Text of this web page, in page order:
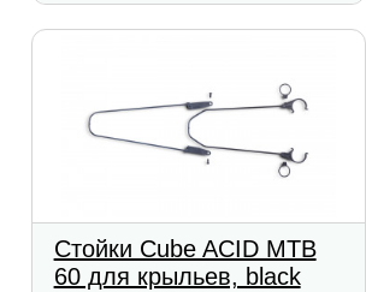
Стойки Cube ACID MTB
60 для крыльев, black